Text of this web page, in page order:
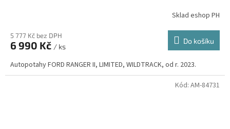
Sklad eshop PH
5 777 Kč bez DPH
6 990 Kč / ks
Do košíku
Autopotahy FORD RANGER II, LIMITED, WILDTRACK, od r. 2023.
Kód: AM-84731